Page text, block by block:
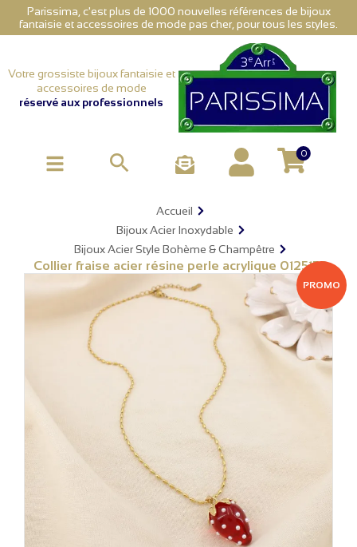
Parissima, c'est plus de 1000 nouvelles références de bijoux
fantaisie et accessoires de mode pas cher, pour tous les styles.
Votre grossiste bijoux fantaisie et
accessoires de mode
réservé aux professionnels
 0
Accueil
Bijoux Acier Inoxydable
Bijoux Acier Style Bohème & Champêtre
Collier fraise acier résine perle acrylique 0125152
PROMO